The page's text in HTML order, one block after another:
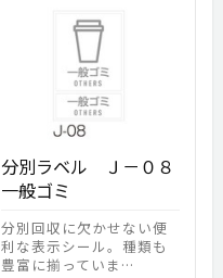
分別ラベル Ｊ－０８
一般ゴミ
分別回収に欠かせない便
利な表示シール。種類も
豊富に揃っていま…